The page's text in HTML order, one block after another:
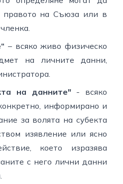
правото на Съюза или в
– всяко живо физическо
на личните данни,
на данните"- всяко
информирано и
за волята на субекта
изявление или ясно
което изразява
с него лични данни